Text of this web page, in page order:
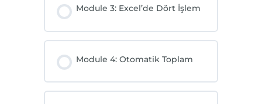
Module 3: Excel’de Dört İşlem
Module 4: Otomatik Toplam